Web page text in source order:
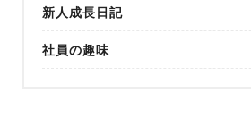
新人成長日記
社員の趣味